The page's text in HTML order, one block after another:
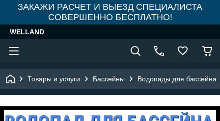
ЗАКАЖИ РАСЧЕТ И ВЫЕЗД СПЕЦИАЛИСТА
СОВЕРШЕННО БЕСПЛАТНО!
WELLAND
Товары и услуги Бассейны Водопады для бассейна